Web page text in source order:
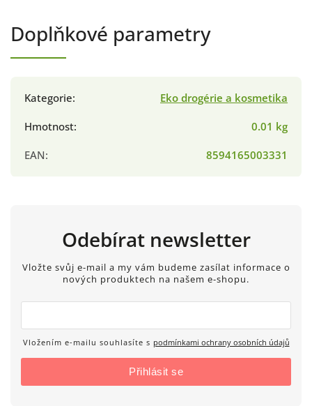
Doplňkové parametry
Kategorie:
Eko drogérie a kosmetika
Hmotnost:
0.01 kg
EAN: 8594165003331
Odebírat newsletter
Vložte svůj e-mail a my vám budeme zasílat informace o
nových produktech na našem e-shopu.
Vložením e-mailu souhlasíte s podmínkami ochrany osobních údajů
Přihlásit se